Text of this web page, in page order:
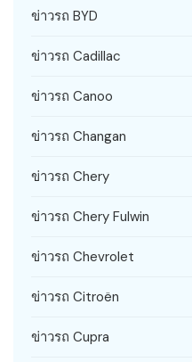
ข่าวรถ BYD
ข่าวรถ Cadillac
ข่าวรถ Canoo
ข่าวรถ Changan
ข่าวรถ Chery
ข่าวรถ Chery Fulwin
ข่าวรถ Chevrolet
ข่าวรถ Citroën
ข่าวรถ Cupra